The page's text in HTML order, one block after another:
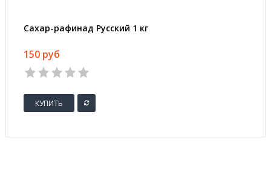
Сахар-рафинад Русский 1 кг
150 руб
КУПИТЬ